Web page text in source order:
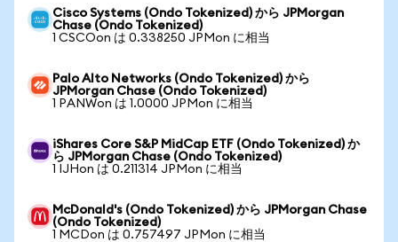
Cisco Systems (Ondo Tokenized) から JPMorgan
Chase (Ondo Tokenized)
1 CSCOon は 0.338250 JPMon に相当
Palo Alto Networks (Ondo Tokenized) から
JPMorgan Chase (Ondo Tokenized)
1 PANWon は 1.0000 JPMon に相当
iShares Core S&P MidCap ETF (Ondo Tokenized) か
ら JPMorgan Chase (Ondo Tokenized)
1 IJHon は 0.211314 JPMon に相当
McDonald's (Ondo Tokenized) から JPMorgan Chase
(Ondo Tokenized)
1 MCDon は 0.757497 JPMon に相当